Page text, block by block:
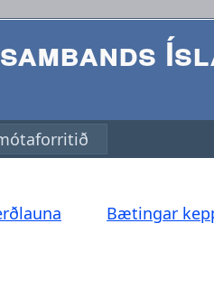
Bætingar